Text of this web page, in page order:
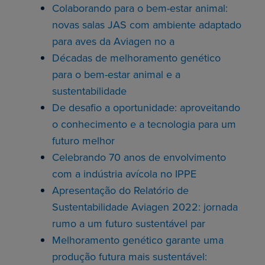
Colaborando para o bem-estar animal:
novas salas JAS com ambiente adaptado
para aves da Aviagen no a
Décadas de melhoramento genético
para o bem-estar animal e a
sustentabilidade
De desafio a oportunidade: aproveitando
o conhecimento e a tecnologia para um
futuro melhor
Celebrando 70 anos de envolvimento
com a indústria avícola no IPPE
Apresentação do Relatório de
Sustentabilidade Aviagen 2022: jornada
rumo a um futuro sustentável par
Melhoramento genético garante uma
produção futura mais sustentável: